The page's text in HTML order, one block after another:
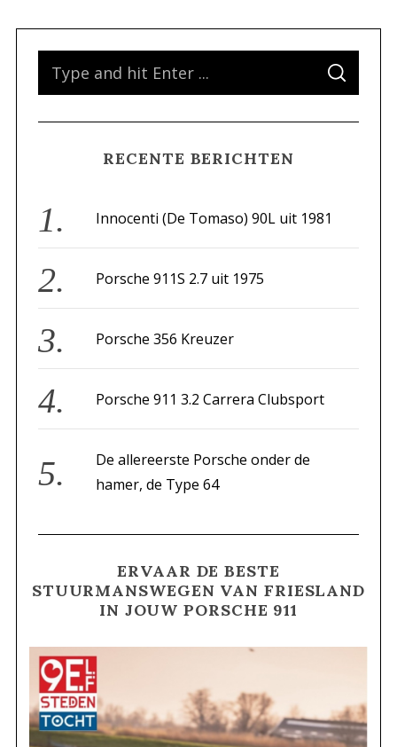
f
o
:
S
A
C
RECENTE BERICHTEN
Innocenti (De Tomaso) 90L uit 1981
Porsche 911S 2.7 uit 1975
Porsche 356 Kreuzer
Porsche 911 3.2 Carrera Clubsport
De allereerste Porsche onder de
hamer, de Type 64
ERVAAR DE BESTE
STUURMANSWEGEN VAN FRIESLAND
IN JOUW PORSCHE 911
r
c
h